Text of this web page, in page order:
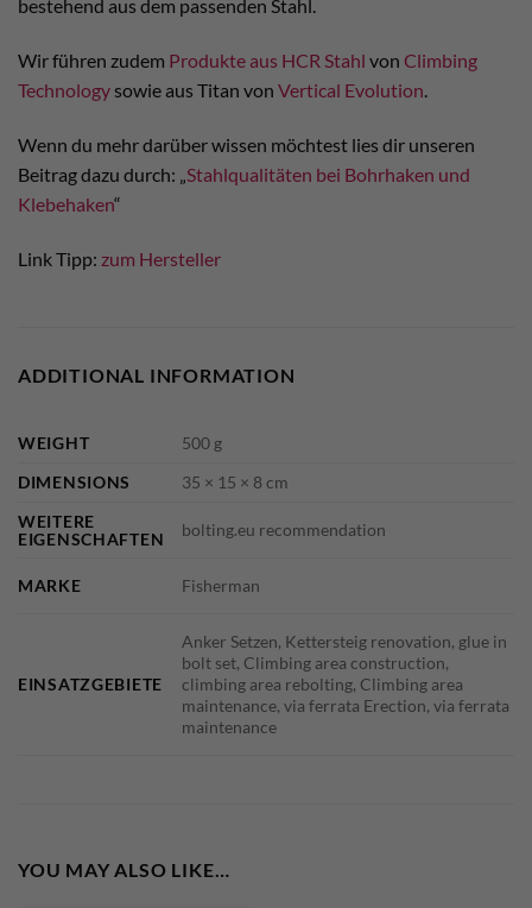
bestehend aus dem passenden Stahl.
Wir führen zudem Produkte aus HCR Stahl von Climbing
Technology sowie aus Titan von Vertical Evolution.
Wenn du mehr darüber wissen möchtest lies dir unseren
Beitrag dazu durch: „Stahlqualitäten bei Bohrhaken und
Klebehaken“
Link Tipp: zum Hersteller
ADDITIONAL INFORMATION
WEIGHT
500 g
DIMENSIONS
35 × 15 × 8 cm
WEITERE
EIGENSCHAFTEN
bolting.eu recommendation
MARKE Fisherman
EINSATZGEBIETE
Anker Setzen, Kettersteig renovation, glue in
bolt set, Climbing area construction,
climbing area rebolting, Climbing area
maintenance, via ferrata Erection, via ferrata
maintenance
YOU MAY ALSO LIKE…